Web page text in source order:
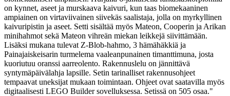
on kynnet, aseet ja murskaava kaivuri, kun taas biomekaaninen
ampiainen on virtaviivainen siivekäs saalistaja, jolla on myrkyllinen
kaivuripistin ja aseet. Setti sisältää myös Mateon, Cooperin ja Arikan
minihahmot sekä Mateon vihreän miekan leikkejä siivittämään.
Lisäksi mukana tulevat Z-Blob-hahmo, 3 hämähäkkiä ja
Painajaiskeisarin turmelema vaaleanpunainen timanttimuna, josta
kuoriutuu oranssi aarreolento. Rakennuslelu on jännittävä
syntymäpäivälahja lapsille. Setin tarinalliset rakennusohjeet
tempaavat uneksijat mukaan toimintaan. Ohjeet ovat saatavilla myös
digitaalisesti LEGO Builder sovelluksessa. Setissä on 505 osaa."